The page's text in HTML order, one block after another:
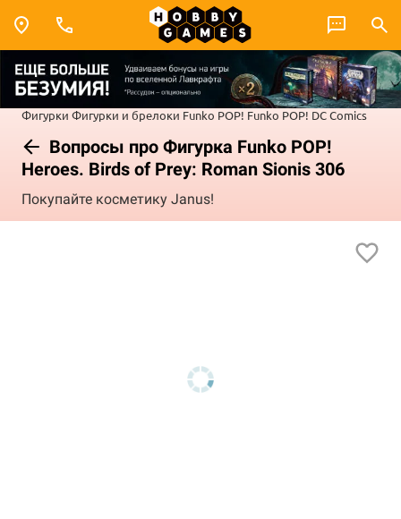
Фигурки Фигурки и брелоки Funko POP! Funko POP! DC Comics
Вопросы про Фигурка Funko POP!
Heroes. Birds of Prey: Roman Sionis 306
Покупайте косметику Janus!